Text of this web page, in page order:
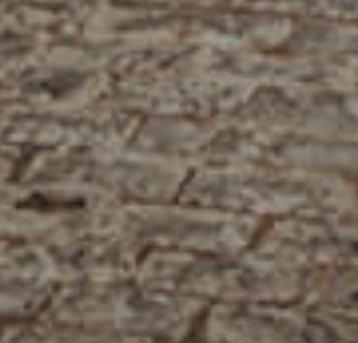
الصفحة الرئيسية
قصتنا
قائمة الطعام
فرعنا
صالات الطعام الخاصة
وظائف
INFO@SOBHYKABER.SA
+966 9200 13266
مطعم صبحي كابر